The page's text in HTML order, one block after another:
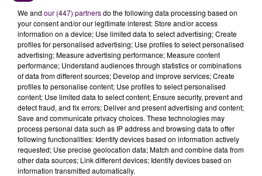
pas qu’une question d’argent puisque la collectivité
sélectionnera les offres selon plusieurs autres
conditions : le futur propriétaire devra restaurer et
mettre en valeur les bâtiments existants,créer une
activité ouverte au public en rez-de-chaussée de
l’immeuble principalmais aussi contribuer au
dynamisme et à l’animation du vieux Mans. Les
potentiels acquéreursdoivent se faire connaître
avant le vendredi 20 juin à midi.
We and our (447) partnersdo the following data processing based on
your consent and/or our legitimate interest: Store and/or access
information on a device; Use limited data to select advertising; Create
profiles for personalised advertising; Use profiles to select personalised
advertising; Measure advertising performance; Measure content
performance; Understand audiences through statistics or combinations
of data from different sources; Develop and improve services; Create
profiles to personalise content; Use profiles to select personalised
content; Use limited data to select content; Ensure security, prevent and
detect fraud, and fix errors; Deliver and present advertising and content;
Save and communicate privacy choices. These technologies may
process personal data such as IP address and browsing data to offer
following functionalities: Identify devices based on information actively
requested; Use precise geolocation data; Match and combine data from
other data sources; Link different devices; Identify devices based on
information transmitted automatically.